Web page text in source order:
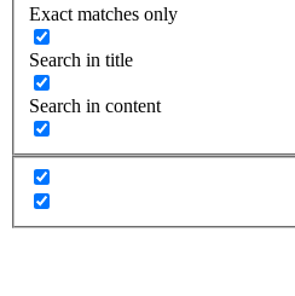
Exact matches only
Search in title
Search in content